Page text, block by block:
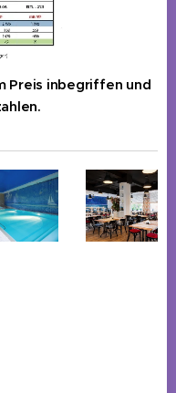
Preis inbegriffen und